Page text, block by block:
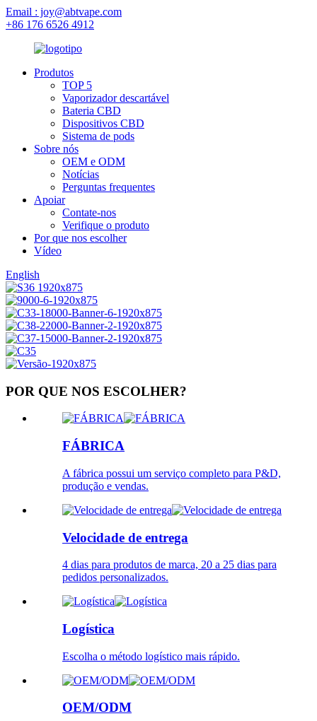
Email : joy@abtvape.com
+86 176 6526 4912
Produtos
TOP 5
Vaporizador descartável
Bateria CBD
Dispositivos CBD
Sistema de pods
Sobre nós
OEM e ODM
Notícias
Perguntas frequentes
Apoiar
Contate-nos
Verifique o produto
Por que nos escolher
Vídeo
English
POR QUE NOS ESCOLHER?
FÁBRICA
A fábrica possui um serviço completo para P&D,
produção e vendas.
Velocidade de entrega
4 dias para produtos de marca, 20 a 25 dias para
pedidos personalizados.
Logística
Escolha o método logístico mais rápido.
OEM/ODM